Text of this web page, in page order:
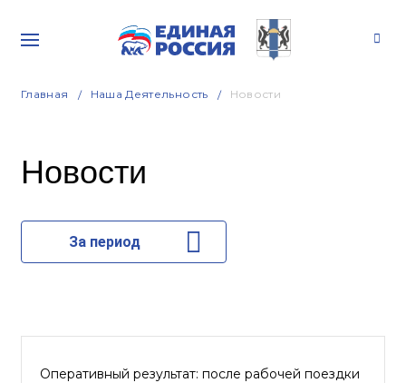
Главная Наша Деятельность Новости
Новости
За период
Оперативный результат: после рабочей поездки